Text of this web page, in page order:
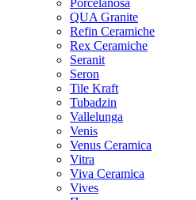
Porcelanosa
QUA Granite
Refin Ceramiche
Rex Ceramiche
Seranit
Seron
Tile Kraft
Tubadzin
Vallelunga
Venis
Venus Ceramica
Vitra
Viva Ceramica
Vives